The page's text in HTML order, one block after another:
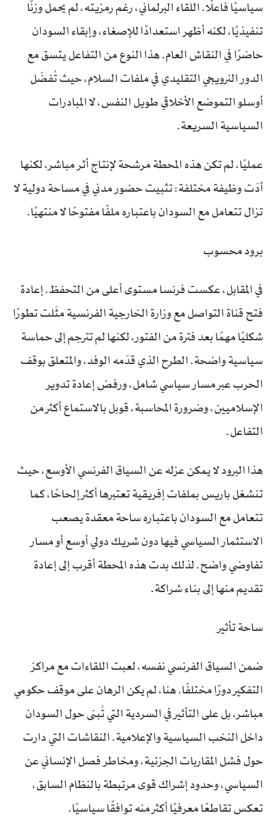
سياسيًا فاعلًا. اللقاء البرلماني، رغم رمزيته، لم يحمل وزنًا
تنفيذيًا، لكنه أظهر استعدادًا للإصغاء، وإبقاء السودان
حاضرًا في النقاش العام. هذا النوع من التفاعل يتسق مع
الدور النرويجي التقليدي في ملفات السلام، حيث تُفضّل
أوسلو التموضع الأخلاقي طويل النفس، لا المبادرات
السياسية السريعة.
عمليًا، لم تكن هذه المحطة مرشحة لإنتاج أثر مباشر، لكنها
أدّت وظيفة مختلفة: تثبيت حضور مدني في مساحة دولية لا
تزال تتعامل مع السودان باعتباره ملفًا مفتوحًا لا منتهيًا.
برود محسوب
في المقابل، عكست فرنسا مستوى أعلى من التحفظ. إعادة
فتح قناة التواصل مع وزارة الخارجية الفرنسية مثّلت تطورًا
شكليًا مهمًا بعد فترة من الفتور، لكنها لم تترجم إلى حماسة
سياسية واضحة. الطرح الذي قدّمه الوفد، والمتعلق بوقف
الحرب عبر مسار سياسي شامل، ورفض إعادة تدوير
الإسلاميين، وضرورة المحاسبة، قوبل بالاستماع أكثر من
التفاعل.
هذا البرود لا يمكن عزله عن السياق الفرنسي الأوسع، حيث
تنشغل باريس بملفات إفريقية تعتبرها أكثر إلحاحًا، كما
تتعامل مع السودان باعتباره ساحة معقدة يصعب
الاستثمار السياسي فيها دون شريك دولي أوسع أو مسار
تفاوضي واضح. لذلك بدت هذه المحطة أقرب إلى إعادة
تقديم منها إلى بناء شراكة.
ساحة تأثير
ضمن السياق الفرنسي نفسه، لعبت اللقاءات مع مراكز
التفكير دورًا مختلفًا. هنا، لم يكن الرهان على موقف حكومي
مباشر، بل على التأثير في السردية التي تُبنى حول السودان
داخل النخب السياسية والإعلامية. النقاشات التي دارت
حول فشل المقاربات الجزئية، ومخاطر فصل الإنساني عن
السياسي، وحدود إشراك قوى مرتبطة بالنظام السابق،
تعكس تقاطعًا معرفيًا أكثر منه توافقًا سياسيًا.